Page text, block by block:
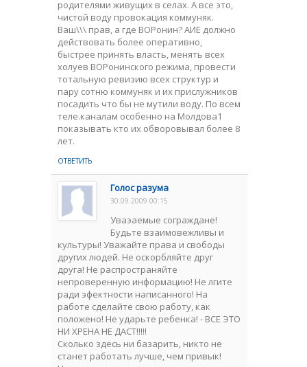
родителями живущих в селах. А все это,
чистой воду провокация коммуняк.
Ваш\\\ прав, а где ВОРонин? АИЕ должно
действовать более оперативно,
быстрее принять власть, менять всех
холуев ВОРонинского режима, провести
тотальную ревизию всех структур и
пару сотню коммуняк и их прислужников
посадить что бы не мутили воду. По всем
теле.каналам особенно на Молдова1
показывать кто их обворовывал более 8
лет.
ОТВЕТИТЬ
Голос разума
30.09.2009 00:15
Уваэаемые сограждане!
Будьте взаимовежливы и
культуры! Уважайте права и свободы
других людей. Не оскорбляйте друг
друга! Не распространяйте
непроверенную информацию! Не лгите
ради эфектности написанного! На
работе сделайте свою работу, как
положено! Не ударьте ребенка! - ВСЕ ЭТО
НИ ХРЕНА НЕ ДАСТ!!!!!
Сколько здесь ни базарить, никто не
станет работать лучше, чем привык!